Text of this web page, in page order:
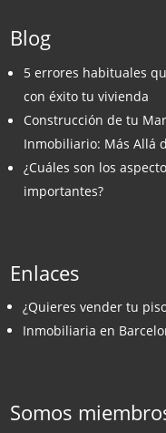
Blog
5 errores habituales
con éxito tu vivienda
Construcción de tu
Inmobiliario: Más Allá
¿Cuáles son los
importantes?
Enlaces
¿Quieres vender tu
Inmobiliaria en
Somos